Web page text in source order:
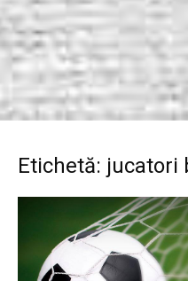
Etichetă: jucatori